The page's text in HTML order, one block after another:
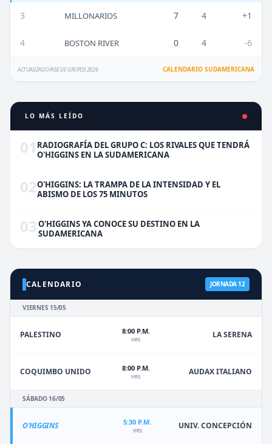
3 MILLONARIOS 7 4 +1
4 BOSTON RIVER 0 4 -6
ACTUALIZADO FASE DE GRUPOS 2026 CALENDARIO SUDAMERICANA
LO MÁS LEÍDO
01 RADIOGRAFÍA DEL GRUPO C: LOS RIVALES QUE TENDRÁ
O'HIGGINS EN LA SUDAMERICANA
02O'HIGGINS: LA TRAMPA DE LA INTENSIDAD Y EL
ABISMO DE LOS 75 MINUTOS
03 O'HIGGINS YA CONOCE SU DESTINO EN LA
SUDAMERICANA
CALENDARIO JORNADA 12
VIERNES 15/05
PALESTINO 8:00 P.M.
HRS LA SERENA
COQUIMBO UNIDO 8:00 P.M.
HRS AUDAX ITALIANO
SÁBADO 16/05
O'HIGGINS 5:30 P.M.
HRS UNIV. CONCEPCIÓN